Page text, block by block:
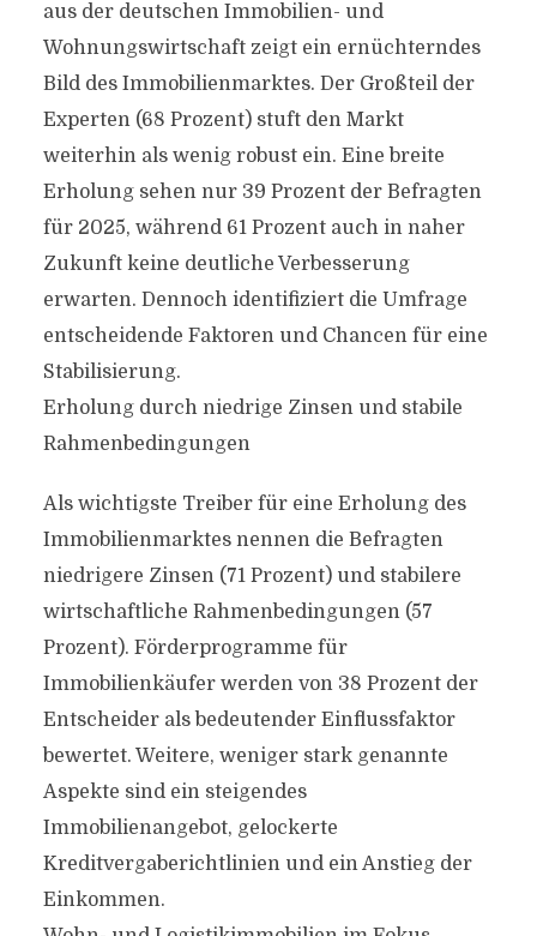
aus der deutschen Immobilien- und
Wohnungswirtschaft zeigt ein ernüchterndes
Bild des Immobilienmarktes. Der Großteil der
Experten (68 Prozent) stuft den Markt
weiterhin als wenig robust ein. Eine breite
Erholung sehen nur 39 Prozent der Befragten
für 2025, während 61 Prozent auch in naher
Zukunft keine deutliche Verbesserung
erwarten. Dennoch identifiziert die Umfrage
entscheidende Faktoren und Chancen für eine
Stabilisierung.
Erholung durch niedrige Zinsen und stabile
Rahmenbedingungen
Als wichtigste Treiber für eine Erholung des
Immobilienmarktes nennen die Befragten
niedrigere Zinsen (71 Prozent) und stabilere
wirtschaftliche Rahmenbedingungen (57
Prozent). Förderprogramme für
Immobilienkäufer werden von 38 Prozent der
Entscheider als bedeutender Einflussfaktor
bewertet. Weitere, weniger stark genannte
Aspekte sind ein steigendes
Immobilienangebot, gelockerte
Kreditvergaberichtlinien und ein Anstieg der
Einkommen.